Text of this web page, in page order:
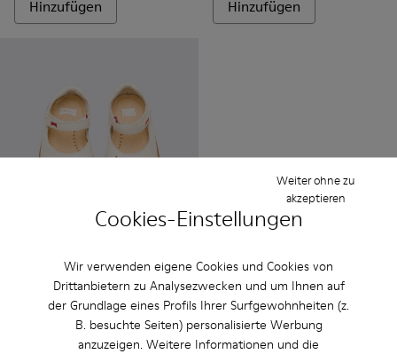
Cookies-Einstellungen
Wir verwenden eigene Cookies und Cookies von
Drittanbietern zu Analysezwecken und um Ihnen auf
der Grundlage eines Profils Ihrer Surfgewohnheiten (z.
B. besuchte Seiten) personalisierte Werbung
anzuzeigen. Weitere Informationen und die
Weiter ohne zu
akzeptieren
Hinzufügen Hinzufügen
Hinzufügen